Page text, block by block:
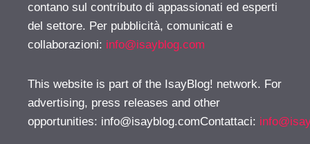
contano sul contributo di appassionati ed esperti
del settore. Per pubblicità, comunicati e
collaborazioni: info@isayblog.com
This website is part of the IsayBlog! network. For
advertising, press releases and other
opportunities: info@isayblog.comContattaci: